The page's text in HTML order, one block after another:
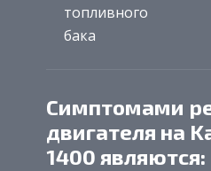
топливного
бака
Симптомами
двигателя на
1400 являются: